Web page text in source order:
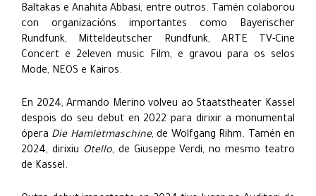
Baltakas e Anahita Abbasi, entre outros. Tamén colaborou
con organizacións importantes como Bayerischer
Rundfunk, Mitteldeutscher Rundfunk, ARTE TV-Cine
Concert e 2eleven music Film, e gravou para os selos
Mode, NEOS e Kairos.
En 2024, Armando Merino volveu ao Staatstheater Kassel
despois do seu debut en 2022 para dirixir a monumental
ópera Die Hamletmaschine, de Wolfgang Rihm. Tamén en
2024, dirixiu Otello, de Giuseppe Verdi, no mesmo teatro
de Kassel.